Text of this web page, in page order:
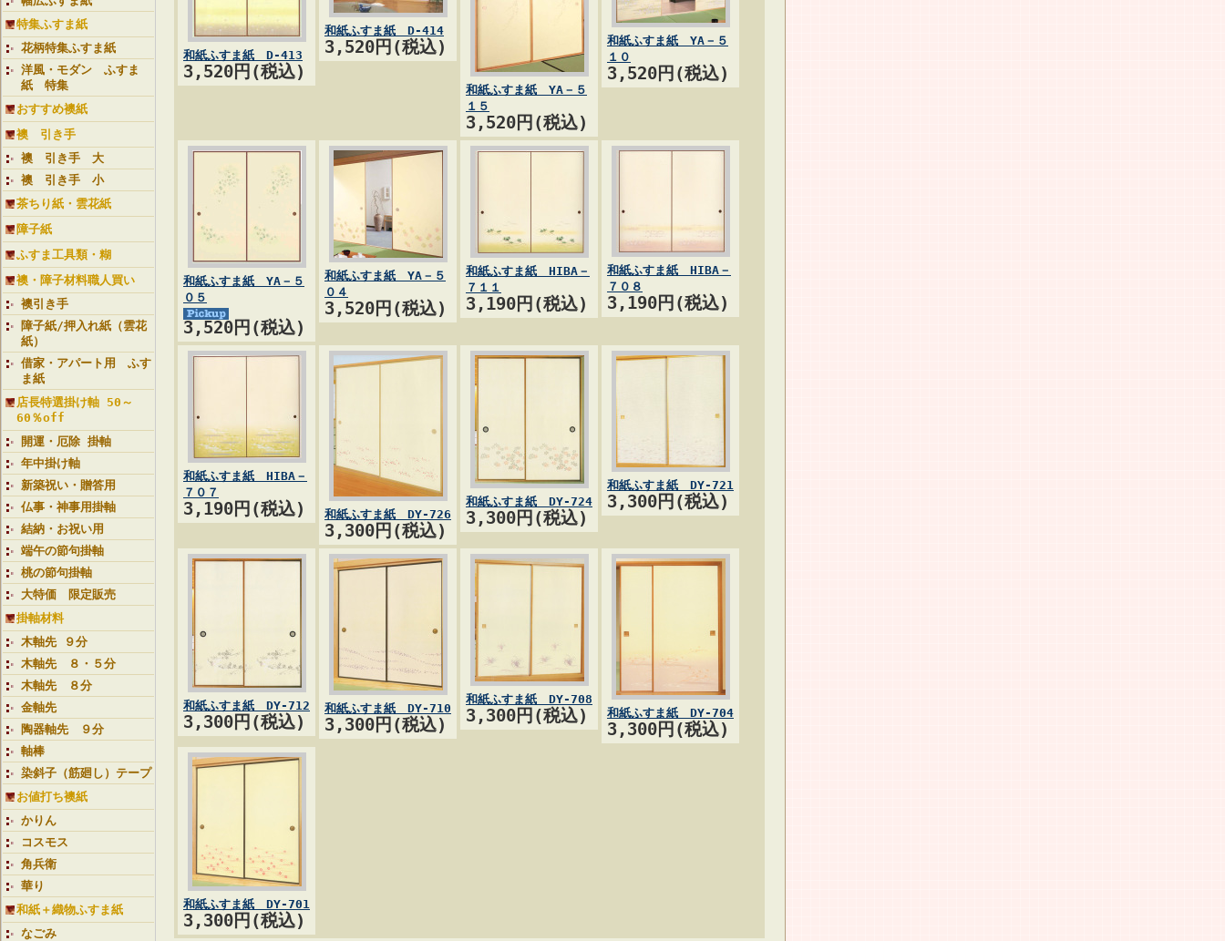
特集ふすま紙
花柄特集ふすま紙
洋風・モダン ふすま
紙 特集
おすすめ襖紙
襖 引き手
襖 引き手 大
襖 引き手 小
茶ちり紙・雲花紙
障子紙
ふすま工具類・糊
襖・障子材料職人買い
襖引き手
障子紙/押入れ紙（雲花
紙）
借家・アパート用 ふす
ま紙
店長特選掛け軸 50～
60％off
開運・厄除 掛軸
年中掛け軸
新築祝い・贈答用
仏事・神事用掛軸
結納・お祝い用
端午の節句掛軸
桃の節句掛軸
大特価 限定販売
掛軸材料
木軸先 ９分
木軸先 ８・５分
木軸先 ８分
金軸先
陶器軸先 ９分
軸棒
染斜子（筋廻し）テープ
お値打ち襖紙
かりん
コスモス
角兵衛
華り
和紙＋織物ふすま紙
なごみ
和紙ふすま紙 D-413
3,520円(税込)
和紙ふすま紙 D-414
3,520円(税込)
和紙ふすま紙 YA－５
１５
3,520円(税込)
和紙ふすま紙 YA－５
１０
3,520円(税込)
和紙ふすま紙 YA－５
０５
3,520円(税込)
和紙ふすま紙 YA－５
０４
3,520円(税込)
和紙ふすま紙 HIBA－
７１１
3,190円(税込)
和紙ふすま紙 HIBA－
７０８
3,190円(税込)
和紙ふすま紙 HIBA－
７０７
3,190円(税込) 和紙ふすま紙 DY-726
3,300円(税込)
和紙ふすま紙 DY-724
3,300円(税込)
和紙ふすま紙 DY-721
3,300円(税込)
和紙ふすま紙 DY-712
3,300円(税込)
和紙ふすま紙 DY-710
3,300円(税込)
和紙ふすま紙 DY-708
3,300円(税込) 和紙ふすま紙 DY-704
3,300円(税込)
和紙ふすま紙 DY-701
3,300円(税込)